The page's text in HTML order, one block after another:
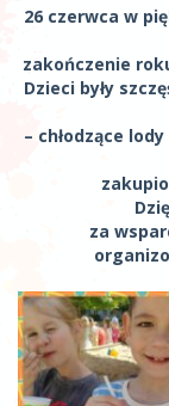
26 czerwca w
zakończenie
Dzieci były
– chłodzące
za